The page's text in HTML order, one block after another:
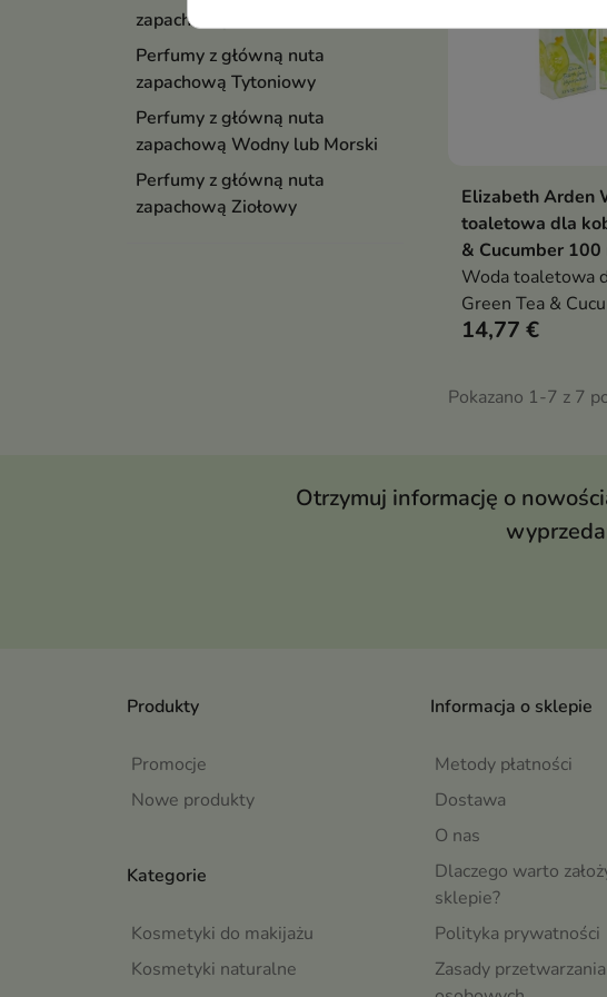
zapachową Słodki
Perfumy z główną nuta
zapachową Tytoniowy
Perfumy z główną nuta
zapachową Wodny lub Morski
Perfumy z główną nuta
zapachową Ziołowy
Pokaż
Elizabeth Arden
toaletowa dla
& Cucumber 100
Woda toaletowa
Green Tea &
14,77 €
Pokazano 1-7 z 7
Otrzymuj informację o
Produkty
Promocje
Nowe produkty
Informacja o sklepie
Metody płatności
Dostawa
O nas
Dlaczego warto
sklepie?
Polityka prywatności
Zasady
Kategorie
Kosmetyki do makijażu
Kosmetyki naturalne